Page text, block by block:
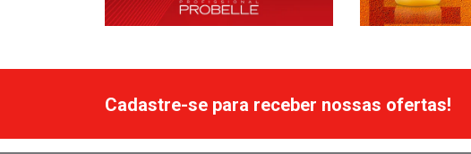
Cadastre-se para receber nossas ofertas!